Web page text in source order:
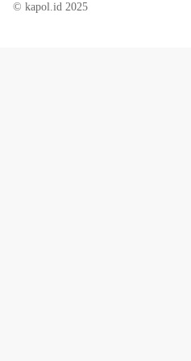
© kapol.id 2025